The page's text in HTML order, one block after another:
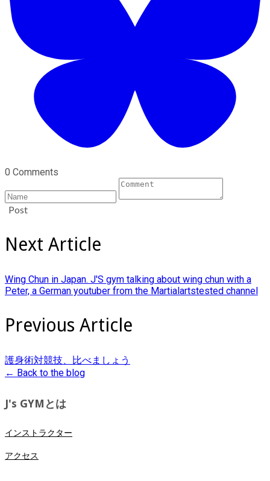
0 Comments
Post
Next Article
Wing Chun in Japan. J'S gym talking about wing chun with a
Peter, a German youtuber from the Martialartstested channel
Previous Article
護身術対競技、比べましょう
← Back to the blog
J's GYMとは
インストラクター
アクセス